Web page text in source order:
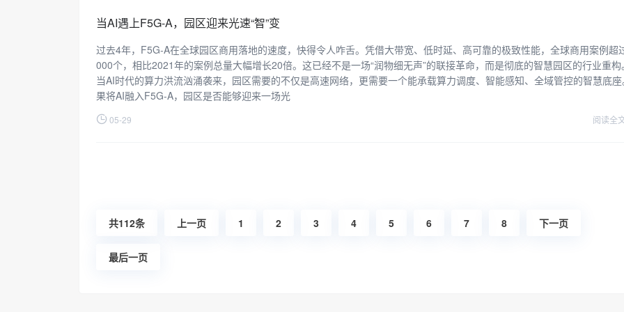
当AI遇上F5G-A，园区迎来光速“智”变
过去4年，F5G-A在全球园区商用落地的速度，快得令人咋舌。凭借大带宽、低时延、高可靠的极致性能，全球商用案例超
000个，相比2021年的案例总量大幅增长20倍。这已经不是一场“润物细无声”的联接革命，而是彻底的智慧园区的行业重构
当AI时代的算力洪流汹涌袭来，园区需要的不仅是高速网络，更需要一个能承载算力调度、智能感知、全域管控的智慧底座
果将AI融入F5G-A，园区是否能够迎来一场光
05-29 阅读全
共112条 上一页 1 2 3 4 5 6 7 8 下一页
最后一页